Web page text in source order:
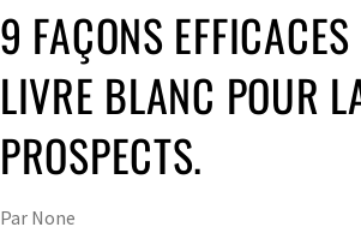
9 FAÇONS
LIVRE BLANC POUR
PROSPECTS.
Par None